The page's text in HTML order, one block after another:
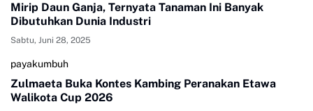
Mirip Daun Ganja, Ternyata Tanaman Ini Banyak
Dibutuhkan Dunia Industri
Sabtu, Juni 28, 2025
payakumbuh
Zulmaeta Buka Kontes Kambing Peranakan Etawa
Walikota Cup 2026